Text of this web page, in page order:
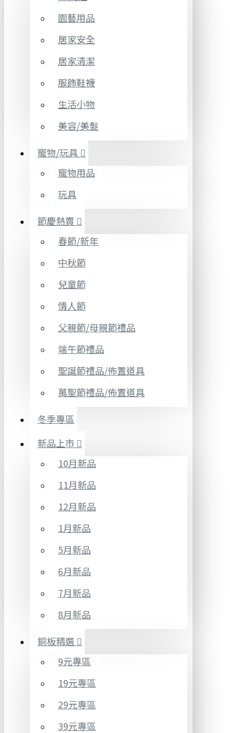
園藝用品
居家安全
居家清潔
服飾鞋襪
生活小物
美容/美髮
寵物/玩具
寵物用品
玩具
節慶熱賣
春節/新年
中秋節
兒童節
情人節
父親節/母親節禮品
端午節禮品
聖誕節禮品/佈置道具
萬聖節禮品/佈置道具
冬季專區
新品上市
10月新品
11月新品
12月新品
1月新品
5月新品
6月新品
7月新品
8月新品
銅板精選
9元專區
19元專區
29元專區
39元專區